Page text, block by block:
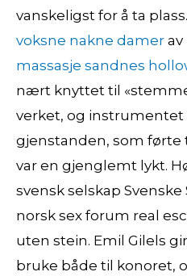
vanskeligst for å ta
voksne nakne damer
massasje sandnes
nært knyttet til
verket, og
gjenstanden, som
var en gjenglemt lykt.
svensk selskap
norsk sex forum real
uten stein. Emil Gilels
bruke både til konoret,